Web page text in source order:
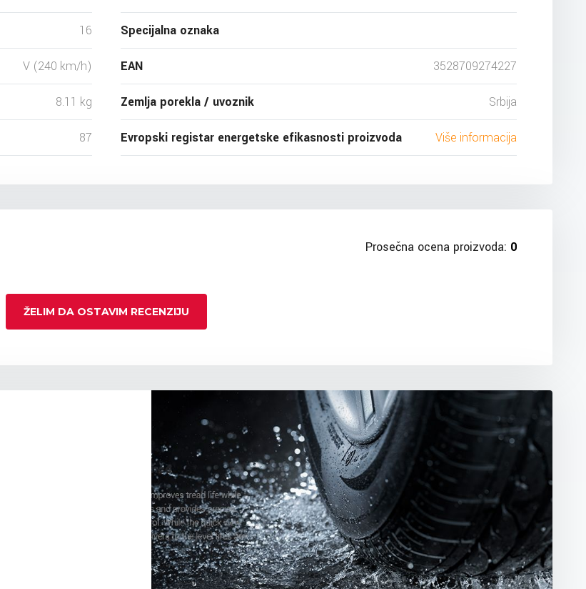
16
V (240 km/h)
8.11 kg
87
Specijalna oznaka
EAN 3528709274227
Zemlja porekla / uvoznik Srbija
Evropski registar energetske efikasnosti proizvoda Više informacija
Prosečna ocena proizvoda: 0
ŽELIM DA OSTAVIM RECENZIJU